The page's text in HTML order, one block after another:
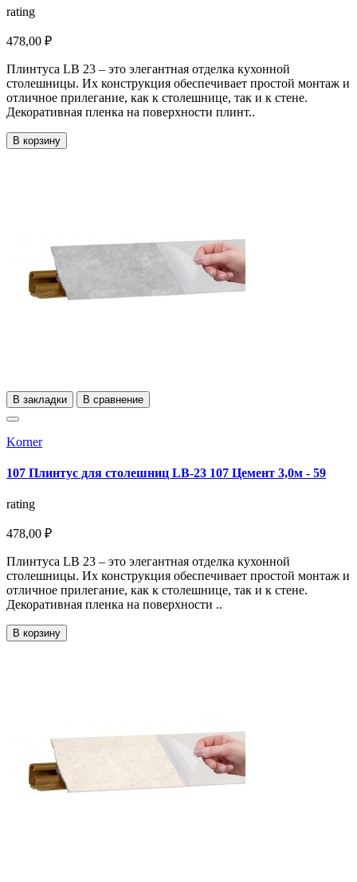
rating
478,00 ₽
Плинтуса LB 23 – это элегантная отделка кухонной
столешницы. Их конструкция обеспечивает простой монтаж и
отличное прилегание, как к столешнице, так и к стене.
Декоративная пленка на поверхности плинт..
В корзину
В закладки В сравнение
Korner
107 Плинтус для столешниц LB-23 107 Цемент 3,0м - 59
rating
478,00 ₽
Плинтуса LB 23 – это элегантная отделка кухонной
столешницы. Их конструкция обеспечивает простой монтаж и
отличное прилегание, как к столешнице, так и к стене.
Декоративная пленка на поверхности ..
В корзину